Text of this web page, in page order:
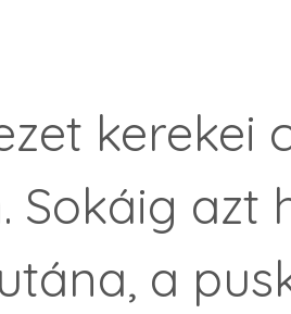
kerekei
Sokáig azt
a